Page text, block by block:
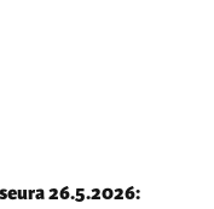
26.5.2026: